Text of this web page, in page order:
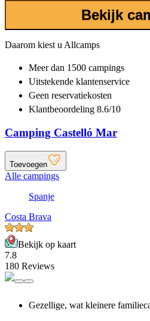
Bekijk
Daarom kiest u Allcamps
Meer dan 1500 campings
Uitstekende klantenservice
Geen reservatiekosten
Klantbeoordeling 8.6/10
Camping Castelló Mar
Toevoegen
Alle campings
Spanje
Costa Brava
Bekijk op kaart
7.8
180 Reviews
Gezellige, wat kleinere